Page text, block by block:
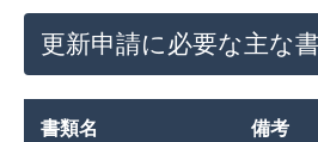
更新申請に必要な主な
書類名 備考